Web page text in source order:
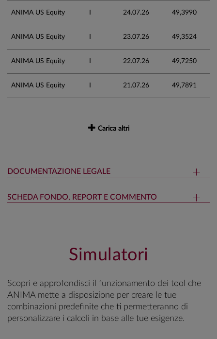
ANIMA US Equity 24.07.26 49,3990
ANIMA US Equity 23.07.26 49,3524
ANIMA US Equity 22.07.26 49,7250
ANIMA US Equity 21.07.26 49,7891
Carica altri
DOCUMENTAZIONE LEGALE
SCHEDA FONDO, REPORT E COMMENTO
Simulatori
Scopri e approfondisci il funzionamento dei tool che
ANIMA mette a disposizione per creare le tue
combinazioni predefinite che ti permetteranno di
personalizzare i calcoli in base alle tue esigenze.